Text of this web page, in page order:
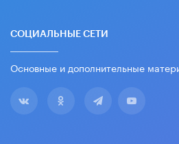
СОЦИАЛЬНЫЕ СЕТИ
Основные и дополнительные